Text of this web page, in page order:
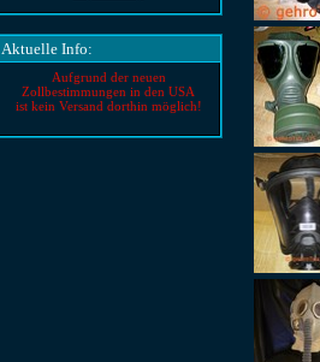
Aktuelle Info:
Aufgrund der neuen
Zollbestimmungen in den USA
ist kein Versand dorthin möglich!